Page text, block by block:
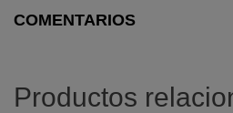
COMENTARIOS
Productos